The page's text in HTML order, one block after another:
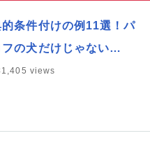
的条件付けの例11選！パ
フの犬だけじゃない…
views